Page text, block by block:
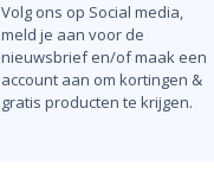
Volg ons op Social media,
meld je aan voor de
nieuwsbrief en/of maak een
account aan om kortingen &
gratis producten te krijgen.